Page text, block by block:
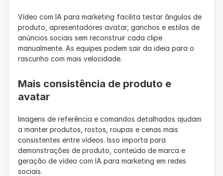
Vídeo com IA para marketing facilita testar ângulos de
produto, apresentadores avatar, ganchos e estilos de
anúncios sociais sem reconstruir cada clipe
manualmente. As equipes podem sair da ideia para o
rascunho com mais velocidade.
Mais consistência de produto e
avatar
Imagens de referência e comandos detalhados ajudam
a manter produtos, rostos, roupas e cenas mais
consistentes entre vídeos. Isso importa para
demonstrações de produto, conteúdo de marca e
geração de vídeo com IA para marketing em redes
sociais.